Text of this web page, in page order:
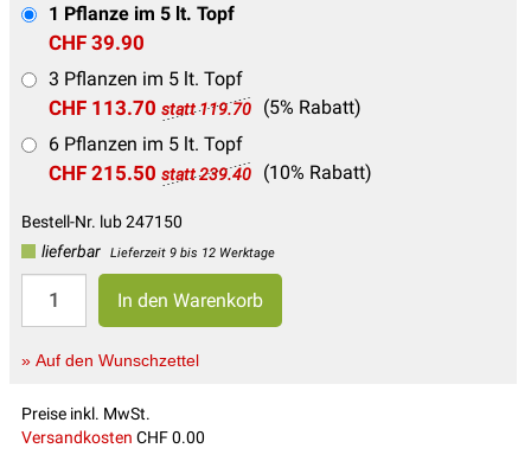
1 Pflanze im 5 lt. Topf
CHF 39.90
3 Pflanzen im 5 lt. Topf
CHF 113.70 statt 119.70
(5% Rabatt)
6 Pflanzen im 5 lt. Topf
CHF 215.50 statt 239.40 (10% Rabatt)
Bestell-Nr. lub 247150
lieferbar
Lieferzeit 9 bis 12 Werktage
» Auf den Wunschzettel
Preise inkl. MwSt.
Versandkosten CHF 0.00